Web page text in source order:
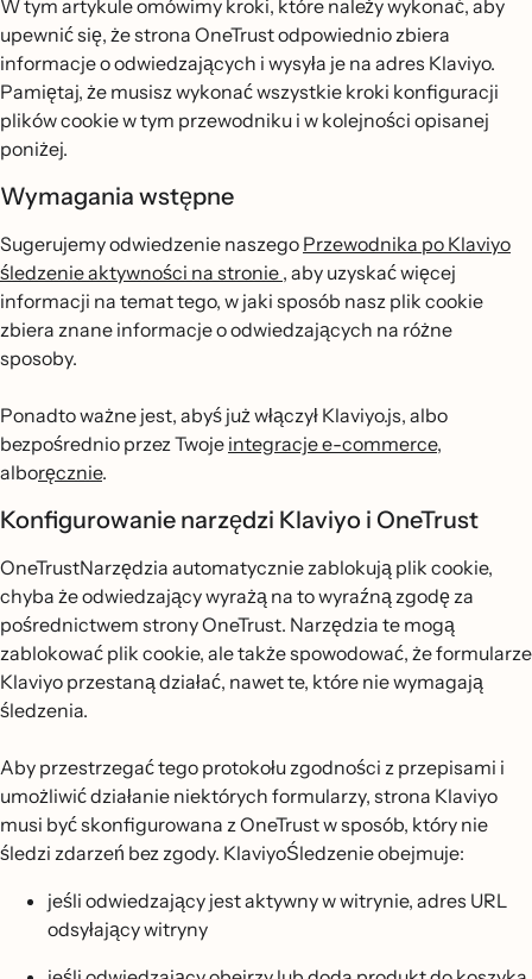
W tym artykule omówimy kroki, które należy wykonać, aby
upewnić się, że strona OneTrust odpowiednio zbiera
informacje o odwiedzających i wysyła je na adres Klaviyo.
Pamiętaj, że musisz wykonać wszystkie kroki konfiguracji
plików cookie w tym przewodniku i w kolejności opisanej
poniżej.
Wymagania wstępne
Sugerujemy odwiedzenie naszego Przewodnika po Klaviyo
śledzenie aktywności na stronie , aby uzyskać więcej
informacji na temat tego, w jaki sposób nasz plik cookie
zbiera znane informacje o odwiedzających na różne
sposoby.
Ponadto ważne jest, abyś już włączył Klaviyo.js, albo
bezpośrednio przez Twoje integracje e-commerce,
alboręcznie.
Konfigurowanie narzędzi Klaviyo i OneTrust
OneTrustNarzędzia automatycznie zablokują plik cookie,
chyba że odwiedzający wyrażą na to wyraźną zgodę za
pośrednictwem strony OneTrust. Narzędzia te mogą
zablokować plik cookie, ale także spowodować, że formularze
Klaviyo przestaną działać, nawet te, które nie wymagają
śledzenia.
Aby przestrzegać tego protokołu zgodności z przepisami i
umożliwić działanie niektórych formularzy, strona Klaviyo
musi być skonfigurowana z OneTrust w sposób, który nie
śledzi zdarzeń bez zgody. KlaviyoŚledzenie obejmuje:
jeśli odwiedzający jest aktywny w witrynie, adres URL
odsyłający witryny